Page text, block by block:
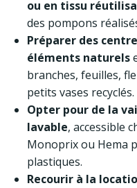
ou en tissu
des pompons
Préparer des
éléments naturels
branches, feuilles,
petits vases recyclés.
Opter pour de la
lavable, accessible
Monoprix ou Hema
plastiques.
Recourir à la